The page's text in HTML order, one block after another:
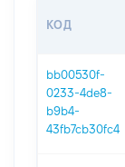
КОД
bb00530f-
0233-4de8-
b9b4-
43fb7cb30fc4